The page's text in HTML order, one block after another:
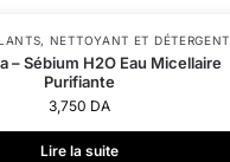
, NETTOYANT ET DÉTERGENT
– Sébium H2O Eau Micellaire
Purifiante
3,750 DA
Lire la suite